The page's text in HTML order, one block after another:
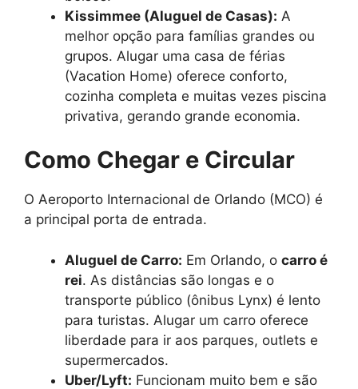
Kissimmee (Aluguel de Casas): A
melhor opção para famílias grandes ou
grupos. Alugar uma casa de férias
(Vacation Home) oferece conforto,
cozinha completa e muitas vezes piscina
privativa, gerando grande economia.
Como Chegar e Circular
O Aeroporto Internacional de Orlando (MCO) é
a principal porta de entrada.
Aluguel de Carro: Em Orlando, o carro é
rei. As distâncias são longas e o
transporte público (ônibus Lynx) é lento
para turistas. Alugar um carro oferece
liberdade para ir aos parques, outlets e
supermercados.
Uber/Lyft: Funcionam muito bem e são